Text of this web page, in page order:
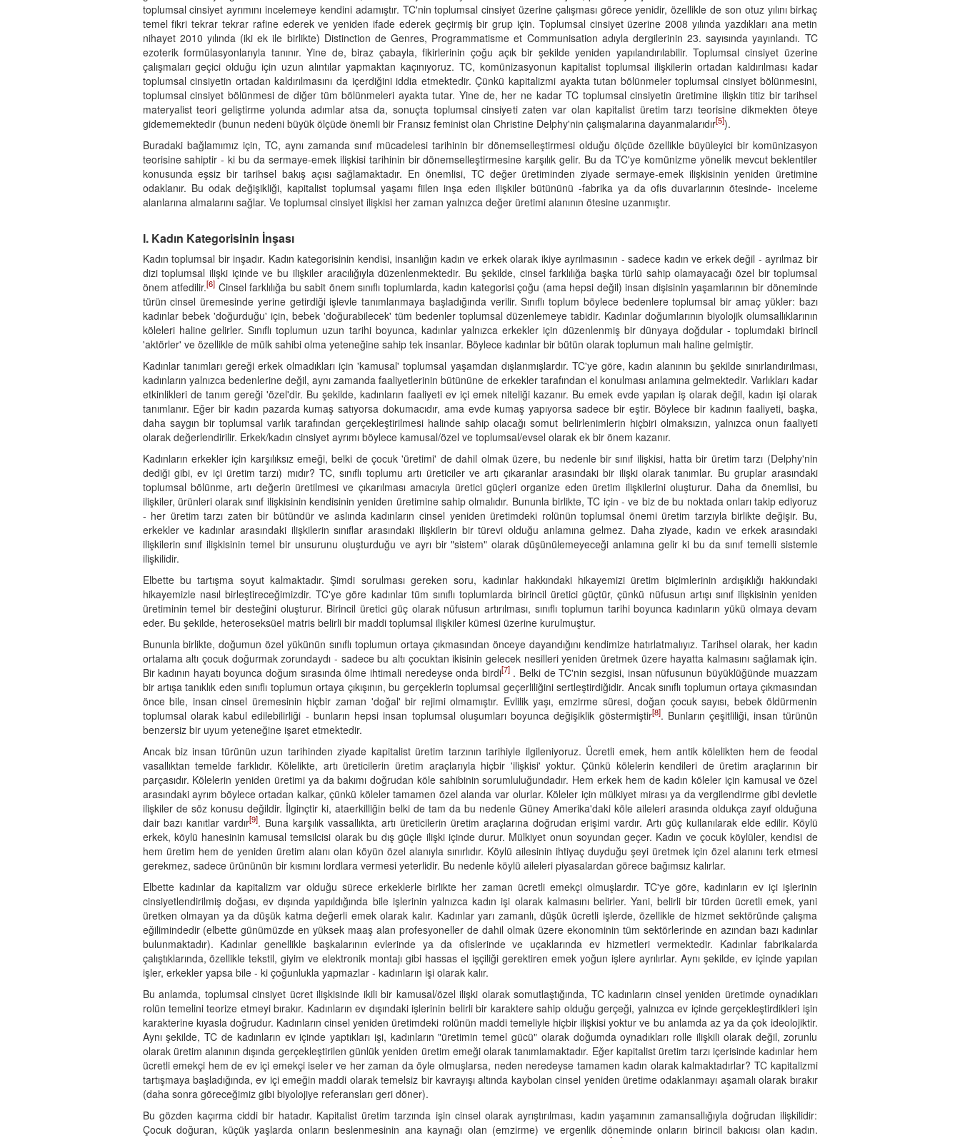
toplumsal cinsiyet ayrımını incelemeye kendini adamıştır. TC'nin toplumsal cinsiyet üzerine çalışması görece yenidir, özellikle de son otuz yılını birkaç
temel fikri tekrar tekrar rafine ederek ve yeniden ifade ederek geçirmiş bir grup için. Toplumsal cinsiyet üzerine 2008 yılında yazdıkları ana metin
nihayet 2010 yılında (iki ek ile birlikte) Distinction de Genres, Programmatisme et Communisation adıyla dergilerinin 23. sayısında yayınlandı. TC
ezoterik formülasyonlarıyla tanınır. Yine de, biraz çabayla, fikirlerinin çoğu açık bir şekilde yeniden yapılandırılabilir. Toplumsal cinsiyet üzerine
çalışmaları geçici olduğu için uzun alıntılar yapmaktan kaçınıyoruz. TC, komünizasyonun kapitalist toplumsal ilişkilerin ortadan kaldırılması kadar
toplumsal cinsiyetin ortadan kaldırılmasını da içerdiğini iddia etmektedir. Çünkü kapitalizmi ayakta tutan bölünmeler toplumsal cinsiyet bölünmesini,
toplumsal cinsiyet bölünmesi de diğer tüm bölünmeleri ayakta tutar. Yine de, her ne kadar TC toplumsal cinsiyetin üretimine ilişkin titiz bir tarihsel
materyalist teori geliştirme yolunda adımlar atsa da, sonuçta toplumsal cinsiyeti zaten var olan kapitalist üretim tarzı teorisine dikmekten öteye
gidememektedir (bunun nedeni büyük ölçüde önemli bir Fransız feminist olan Christine Delphy'nin çalışmalarına dayanmalarıdır[5]).
Buradaki bağlamımız için, TC, aynı zamanda sınıf mücadelesi tarihinin bir dönemselleştirmesi olduğu ölçüde özellikle büyüleyici bir komünizasyon
teorisine sahiptir - ki bu da sermaye-emek ilişkisi tarihinin bir dönemselleştirmesine karşılık gelir. Bu da TC'ye komünizme yönelik mevcut beklentiler
konusunda eşsiz bir tarihsel bakış açısı sağlamaktadır. En önemlisi, TC değer üretiminden ziyade sermaye-emek ilişkisinin yeniden üretimine
odaklanır. Bu odak değişikliği, kapitalist toplumsal yaşamı fiilen inşa eden ilişkiler bütününü -fabrika ya da ofis duvarlarının ötesinde- inceleme
alanlarına almalarını sağlar. Ve toplumsal cinsiyet ilişkisi her zaman yalnızca değer üretimi alanının ötesine uzanmıştır.
I. Kadın Kategorisinin İnşası
Kadın toplumsal bir inşadır. Kadın kategorisinin kendisi, insanlığın kadın ve erkek olarak ikiye ayrılmasının - sadece kadın ve erkek değil - ayrılmaz bir
dizi toplumsal ilişki içinde ve bu ilişkiler aracılığıyla düzenlenmektedir. Bu şekilde, cinsel farklılığa başka türlü sahip olamayacağı özel bir toplumsal
önem atfedilir.[6] Cinsel farklılığa bu sabit önem sınıflı toplumlarda, kadın kategorisi çoğu (ama hepsi değil) insan dişisinin yaşamlarının bir döneminde
türün cinsel üremesinde yerine getirdiği işlevle tanımlanmaya başladığında verilir. Sınıflı toplum böylece bedenlere toplumsal bir amaç yükler: bazı
kadınlar bebek 'doğurduğu' için, bebek 'doğurabilecek' tüm bedenler toplumsal düzenlemeye tabidir. Kadınlar doğumlarının biyolojik olumsallıklarının
köleleri haline gelirler. Sınıflı toplumun uzun tarihi boyunca, kadınlar yalnızca erkekler için düzenlenmiş bir dünyaya doğdular - toplumdaki birincil
'aktörler' ve özellikle de mülk sahibi olma yeteneğine sahip tek insanlar. Böylece kadınlar bir bütün olarak toplumun malı haline gelmiştir.
Kadınlar tanımları gereği erkek olmadıkları için 'kamusal' toplumsal yaşamdan dışlanmışlardır. TC'ye göre, kadın alanının bu şekilde sınırlandırılması,
kadınların yalnızca bedenlerine değil, aynı zamanda faaliyetlerinin bütününe de erkekler tarafından el konulması anlamına gelmektedir. Varlıkları kadar
etkinlikleri de tanım gereği 'özel'dir. Bu şekilde, kadınların faaliyeti ev içi emek niteliği kazanır. Bu emek evde yapılan iş olarak değil, kadın işi olarak
tanımlanır. Eğer bir kadın pazarda kumaş satıyorsa dokumacıdır, ama evde kumaş yapıyorsa sadece bir eştir. Böylece bir kadının faaliyeti, başka,
daha saygın bir toplumsal varlık tarafından gerçekleştirilmesi halinde sahip olacağı somut belirlenimlerin hiçbiri olmaksızın, yalnızca onun faaliyeti
olarak değerlendirilir. Erkek/kadın cinsiyet ayrımı böylece kamusal/özel ve toplumsal/evsel olarak ek bir önem kazanır.
Kadınların erkekler için karşılıksız emeği, belki de çocuk 'üretimi' de dahil olmak üzere, bu nedenle bir sınıf ilişkisi, hatta bir üretim tarzı (Delphy'nin
dediği gibi, ev içi üretim tarzı) mıdır? TC, sınıflı toplumu artı üreticiler ve artı çıkaranlar arasındaki bir ilişki olarak tanımlar. Bu gruplar arasındaki
toplumsal bölünme, artı değerin üretilmesi ve çıkarılması amacıyla üretici güçleri organize eden üretim ilişkilerini oluşturur. Daha da önemlisi, bu
ilişkiler, ürünleri olarak sınıf ilişkisinin kendisinin yeniden üretimine sahip olmalıdır. Bununla birlikte, TC için - ve biz de bu noktada onları takip ediyoruz
- her üretim tarzı zaten bir bütündür ve aslında kadınların cinsel yeniden üretimdeki rolünün toplumsal önemi üretim tarzıyla birlikte değişir. Bu,
erkekler ve kadınlar arasındaki ilişkilerin sınıflar arasındaki ilişkilerin bir türevi olduğu anlamına gelmez. Daha ziyade, kadın ve erkek arasındaki
ilişkilerin sınıf ilişkisinin temel bir unsurunu oluşturduğu ve ayrı bir "sistem" olarak düşünülemeyeceği anlamına gelir ki bu da sınıf temelli sistemle
ilişkilidir.
Elbette bu tartışma soyut kalmaktadır. Şimdi sorulması gereken soru, kadınlar hakkındaki hikayemizi üretim biçimlerinin ardışıklığı hakkındaki
hikayemizle nasıl birleştireceğimizdir. TC'ye göre kadınlar tüm sınıflı toplumlarda birincil üretici güçtür, çünkü nüfusun artışı sınıf ilişkisinin yeniden
üretiminin temel bir desteğini oluşturur. Birincil üretici güç olarak nüfusun artırılması, sınıflı toplumun tarihi boyunca kadınların yükü olmaya devam
eder. Bu şekilde, heteroseksüel matris belirli bir maddi toplumsal ilişkiler kümesi üzerine kurulmuştur.
Bununla birlikte, doğumun özel yükünün sınıflı toplumun ortaya çıkmasından önceye dayandığını kendimize hatırlatmalıyız. Tarihsel olarak, her kadın
ortalama altı çocuk doğurmak zorundaydı - sadece bu altı çocuktan ikisinin gelecek nesilleri yeniden üretmek üzere hayatta kalmasını sağlamak için.
Bir kadının hayatı boyunca doğum sırasında ölme ihtimali neredeyse onda birdi[7]. Belki de TC'nin sezgisi, insan nüfusunun büyüklüğünde muazzam
bir artışa tanıklık eden sınıflı toplumun ortaya çıkışının, bu gerçeklerin toplumsal geçerliliğini sertleştirdiğidir. Ancak sınıflı toplumun ortaya çıkmasından
önce bile, insan cinsel üremesinin hiçbir zaman 'doğal' bir rejimi olmamıştır. Evlilik yaşı, emzirme süresi, doğan çocuk sayısı, bebek öldürmenin
toplumsal olarak kabul edilebilirliği - bunların hepsi insan toplumsal oluşumları boyunca değişiklik göstermiştir[8]. Bunların çeşitliliği, insan türünün
benzersiz bir uyum yeteneğine işaret etmektedir.
Ancak biz insan türünün uzun tarihinden ziyade kapitalist üretim tarzının tarihiyle ilgileniyoruz. Ücretli emek, hem antik kölelikten hem de feodal
vasallıktan temelde farklıdır. Kölelikte, artı üreticilerin üretim araçlarıyla hiçbir 'ilişkisi' yoktur. Çünkü kölelerin kendileri de üretim araçlarının bir
parçasıdır. Kölelerin yeniden üretimi ya da bakımı doğrudan köle sahibinin sorumluluğundadır. Hem erkek hem de kadın köleler için kamusal ve özel
arasındaki ayrım böylece ortadan kalkar, çünkü köleler tamamen özel alanda var olurlar. Köleler için mülkiyet mirası ya da vergilendirme gibi devletle
ilişkiler de söz konusu değildir. İlginçtir ki, ataerkilliğin belki de tam da bu nedenle Güney Amerika'daki köle aileleri arasında oldukça zayıf olduğuna
dair bazı kanıtlar vardır[9]. Buna karşılık vassallıkta, artı üreticilerin üretim araçlarına doğrudan erişimi vardır. Artı güç kullanılarak elde edilir. Köylü
erkek, köylü hanesinin kamusal temsilcisi olarak bu dış güçle ilişki içinde durur. Mülkiyet onun soyundan geçer. Kadın ve çocuk köylüler, kendisi de
hem üretim hem de yeniden üretim alanı olan köyün özel alanıyla sınırlıdır. Köylü ailesinin ihtiyaç duyduğu şeyi üretmek için özel alanını terk etmesi
gerekmez, sadece ürününün bir kısmını lordlara vermesi yeterlidir. Bu nedenle köylü aileleri piyasalardan görece bağımsız kalırlar.
Elbette kadınlar da kapitalizm var olduğu sürece erkeklerle birlikte her zaman ücretli emekçi olmuşlardır. TC'ye göre, kadınların ev içi işlerinin
cinsiyetlendirilmiş doğası, ev dışında yapıldığında bile işlerinin yalnızca kadın işi olarak kalmasını belirler. Yani, belirli bir türden ücretli emek, yani
üretken olmayan ya da düşük katma değerli emek olarak kalır. Kadınlar yarı zamanlı, düşük ücretli işlerde, özellikle de hizmet sektöründe çalışma
eğilimindedir (elbette günümüzde en yüksek maaş alan profesyoneller de dahil olmak üzere ekonominin tüm sektörlerinde en azından bazı kadınlar
bulunmaktadır). Kadınlar genellikle başkalarının evlerinde ya da ofislerinde ve uçaklarında ev hizmetleri vermektedir. Kadınlar fabrikalarda
çalıştıklarında, özellikle tekstil, giyim ve elektronik montajı gibi hassas el işçiliği gerektiren emek yoğun işlere ayrılırlar. Aynı şekilde, ev içinde yapılan
işler, erkekler yapsa bile - ki çoğunlukla yapmazlar - kadınların işi olarak kalır.
Bu anlamda, toplumsal cinsiyet ücret ilişkisinde ikili bir kamusal/özel ilişki olarak somutlaştığında, TC kadınların cinsel yeniden üretimde oynadıkları
rolün temelini teorize etmeyi bırakır. Kadınların ev dışındaki işlerinin belirli bir karaktere sahip olduğu gerçeği, yalnızca ev içinde gerçekleştirdikleri işin
karakterine kıyasla doğrudur. Kadınların cinsel yeniden üretimdeki rolünün maddi temeliyle hiçbir ilişkisi yoktur ve bu anlamda az ya da çok ideolojiktir.
Aynı şekilde, TC de kadınların ev içinde yaptıkları işi, kadınların "üretimin temel gücü" olarak doğumda oynadıkları rolle ilişkili olarak değil, zorunlu
olarak üretim alanının dışında gerçekleştirilen günlük yeniden üretim emeği olarak tanımlamaktadır. Eğer kapitalist üretim tarzı içerisinde kadınlar hem
ücretli emekçi hem de ev içi emekçi iseler ve her zaman da öyle olmuşlarsa, neden neredeyse tamamen kadın olarak kalmaktadırlar? TC kapitalizmi
tartışmaya başladığında, ev içi emeğin maddi olarak temelsiz bir kavrayışı altında kaybolan cinsel yeniden üretime odaklanmayı aşamalı olarak bırakır
(daha sonra göreceğimiz gibi biyolojiye referansları geri döner).
Bu gözden kaçırma ciddi bir hatadır. Kapitalist üretim tarzında işin cinsel olarak ayrıştırılması, kadın yaşamının zamansallığıyla doğrudan ilişkilidir:
Çocuk doğuran, küçük yaşlarda onların beslenmesinin ana kaynağı olan (emzirme) ve ergenlik döneminde onların birincil bakıcısı olan kadın.